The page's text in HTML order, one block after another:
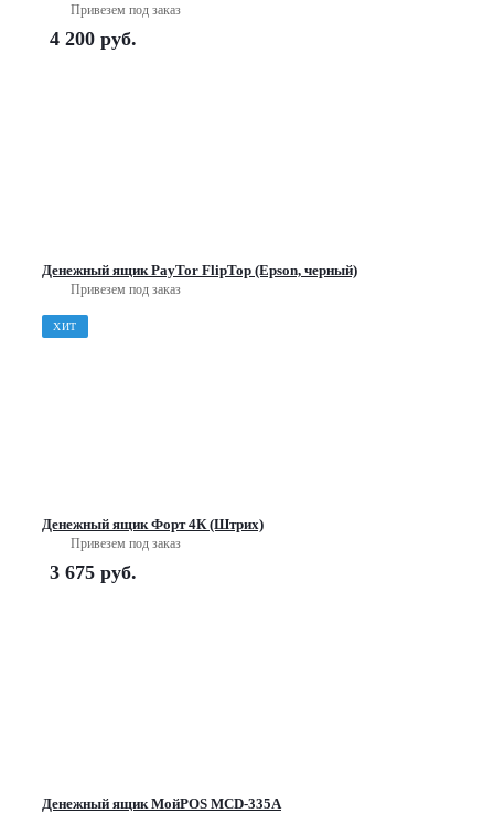
Привезем под заказ
4 200 руб.
Денежный ящик PayTor FlipTop (Epson, черный)
Привезем под заказ
ХИТ
Денежный ящик Форт 4К (Штрих)
Привезем под заказ
3 675 руб.
Денежный ящик МойPOS MCD-335A